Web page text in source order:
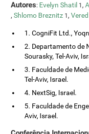
Autores: Evelyn Shatil 1,
,Shlomo Breznitz 1,
1. CogniFit Ltd.,
2. Departamento de
Sourasky, Tel-Aviv,
3. Faculdade de
Tel-Aviv, Israel.
4. NextSig, Israel.
5. Faculdade de
Aviv, Israel.